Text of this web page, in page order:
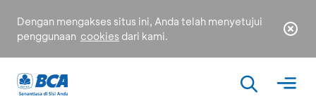
Dengan mengakses situs ini, Anda telah menyetujui
penggunaan cookies dari kami.